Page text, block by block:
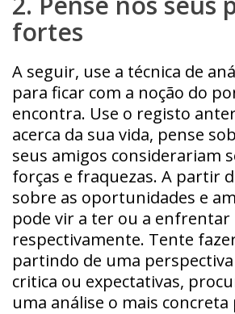
fortes
A seguir, use a técnica de
para ficar com a noção do
encontra. Use o registo
acerca da sua vida, pense
seus amigos considerariam
forças e fraquezas. A partir
sobre as oportunidades e
pode vir a ter ou a enfrentar
respectivamente. Tente
partindo de uma
critica ou expectativas,
uma análise o mais concreta